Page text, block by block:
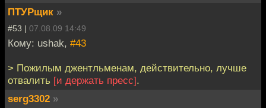
ПТУРщик »
#53 | 07.08.09 14:49
Кому: ushak, #43
> Пожилым джентльменам, действительно, лучше
отвалить [и держать пресс].
serg3302 »